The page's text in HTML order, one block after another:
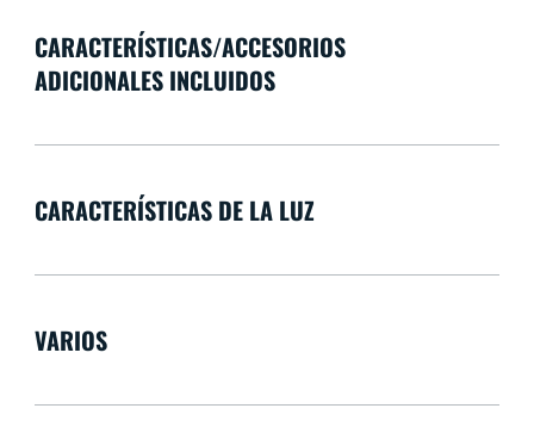
CARACTERÍSTICAS/ACCESORIOS
ADICIONALES INCLUIDOS
CARACTERÍSTICAS DE LA LUZ
VARIOS